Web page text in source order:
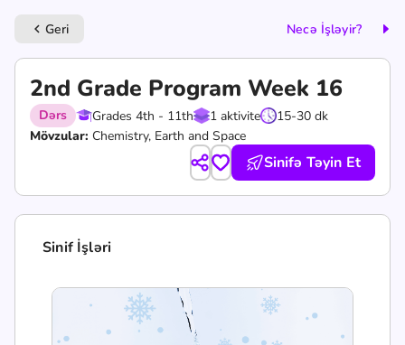
keyboard_arrow_left Geri Necə İşləyir?
2nd Grade Program Week 16
Dərs Grades 4th - 11th 1 aktivite
15-30 dk
Mövzular: Chemistry, Earth and Space
Sinifə Təyin Et
Sinif İşləri